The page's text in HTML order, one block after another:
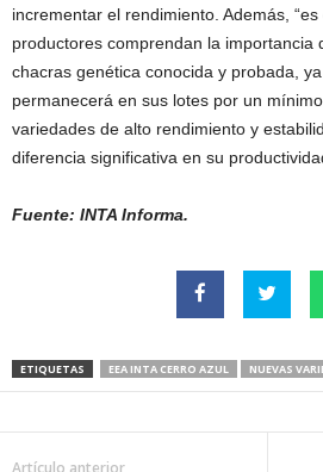
incrementar el rendimiento. Además,
productores comprendan la importancia
chacras genética conocida y probada,
permanecerá en sus lotes por un
variedades de alto rendimiento y
diferencia significativa en su
Fuente: INTA Informa.
ETIQUETAS EEA INTA CERRO AZUL NUEVAS
Artículo anterior